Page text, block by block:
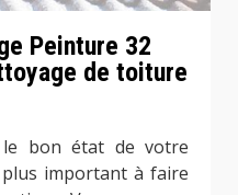
Peinture 32
de toiture
bon état de votre
important à faire